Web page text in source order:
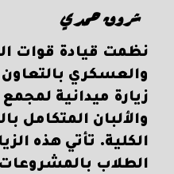
شروق حمدي
نظمت قيادة قوات
والعسكري بالتعاون
زيارة ميدانية لمجمع
والألبان المتكامل
الكلية. تأتي هذه
الطلاب بالمشروعات